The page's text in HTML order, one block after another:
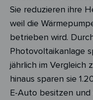
Sie reduzieren ihre
weil die
betrieben wird.
Photovoltaikanlage
jährlich im Vergleich
hinaus sparen sie
E-Auto besitzen und